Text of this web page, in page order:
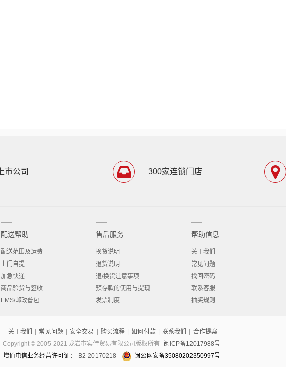
上市公司 300家连锁门店
配送帮助
配送范围及运费
上门自提
加急快递
商品验货与签收
EMS/邮政普包
售后服务
换货说明
退货说明
退/换货注意事项
预存款的使用与提现
发票制度
帮助信息
关于我们
常见问题
找回密码
联系客服
抽奖规则
关于我们 常见问题 安全交易 购买流程 如何付款 联系我们
合作提案
Copyright © 2005-2021 龙岩市实佳贸易有限公司版权所有
闽ICP备12017988号
增值电信业务经营许可证：
B2-20170218 闽公网安备35080202350997号